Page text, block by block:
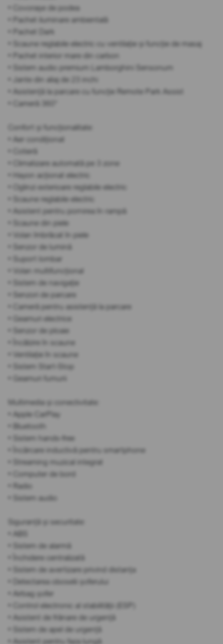
• Covorașe de podea
• Pachet iluminare ambientală
• Pachet Dark
• Scaune reglabile electric cu ventilație și funcție de masaj
• Pachet interior mare din carbon
• Sistem audio premium Lamborghini Sensonum
• Jante din aliaj de 23 inchi
• Asistență la parcare cu funcție Remote Park Assist
• Cameră 360°
Confort și funcționalitate:
• Aer condiționat
• Cotieră
• Climatizare automată pe 3 zone
• Hayon acționat electric
• Oglinzi exterioare reglabile electric
• Scaune reglabile electric
• Asistent pentru pornirea în rampă
• Scaune din piele
• Volan îmbrăcat în piele
• Senzor de lumină
• Suport lombar
• Volan multifuncțional
• Sistem de navigație
• Senzori de parcare
• Cameră pentru asistență la parcare
• Geamuri electrice
• Senzor de ploaie
• Încălzire în scaune
• Ventilație în scaune
• Sistem Start-Stop
• Geamuri fumurii
Multimedia și conectivitate:
• Apple CarPlay
• Bluetooth
• Sistem hands-free
• Încărcare inductivă pentru smartphone
• Streaming muzical integrat
• Computer de bord
• Radio
• Sistem audio
Siguranță și securitate:
• ABS
• Sistem de alarmă
• Închidere centralizată
• Sistem de avertizare privind distanța
• Detectarea oboselii șoferului
• Airbag șofer
• Control electronic al stabilității (ESP)
• Asistent de frânare de urgență
• Sistem de apel de urgență
• Asistent pentru faza lungă